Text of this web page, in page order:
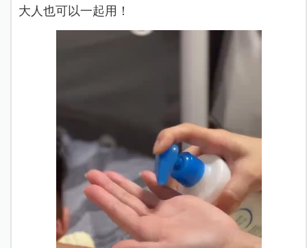
大人也可以一起用！